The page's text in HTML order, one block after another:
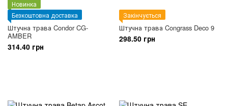
Новинка
Безкоштовна доставка
Штучна трава Condor CG-
AMBER
314.40 грн
Закінчується
Штучна трава Congrass Deco 9
298.50 грн